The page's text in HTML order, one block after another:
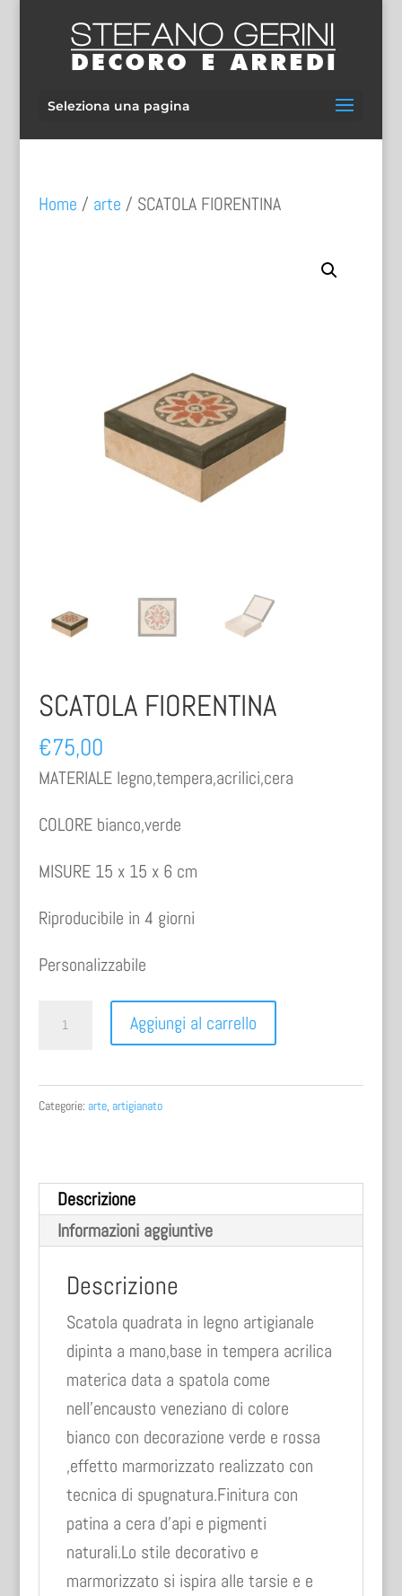
Seleziona una pagina
Home / arte / SCATOLA FIORENTINA
SCATOLA FIORENTINA
€75,00
MATERIALE legno,tempera,acrilici,cera
COLORE bianco,verde
MISURE 15 x 15 x 6 cm
Riproducibile in 4 giorni
Personalizzabile
FIORENTINA
Aggiungi al carrello
Categorie: arte, artigianato
Descrizione
Informazioni aggiuntive
Descrizione
Scatola quadrata in legno artigianale
dipinta a mano,base in tempera acrilica
materica data a spatola come
nell’encausto veneziano di colore
bianco con decorazione verde e rossa
,effetto marmorizzato realizzato con
tecnica di spugnatura.Finitura con
patina a cera d’api e pigmenti
naturali.Lo stile decorativo e
marmorizzato si ispira alle tarsie e e